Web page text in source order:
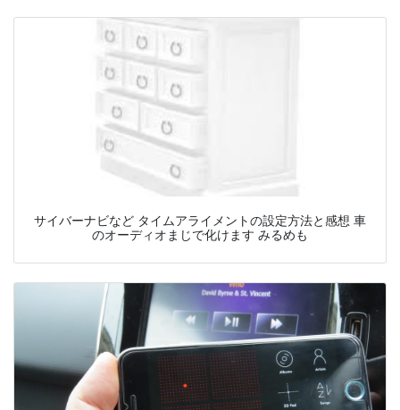
サイバーナビなど タイムアライメントの設定方法と感想 車
のオーディオまじで化けます みるめも